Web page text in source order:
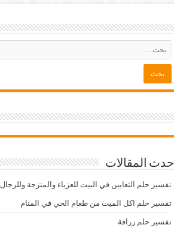
أحدث المقالات
تفسير حلم الثعابين في البيت للعزباء والمتزجة وللرجال
تفسير حلم اكل الميت من طعام الحي في المنام
تفسير حلم زرافة